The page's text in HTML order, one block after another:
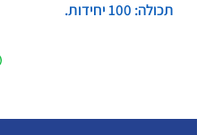
תכולה: 100 יחידות.